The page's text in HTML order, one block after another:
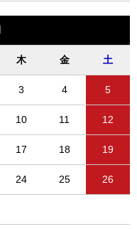
木 金 土
3 4 5
10 11 12
17 18 19
24 25 26